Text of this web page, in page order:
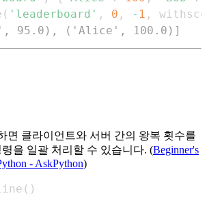
( 'leaderboard' , 0 , - 1 ,
95.0), ('Alice', 100.0)]
면 클라이언트와 서버 간의 왕복 횟수를
을 일괄 처리할 수 있습니다. (Beginner's
- AskPython)
( )